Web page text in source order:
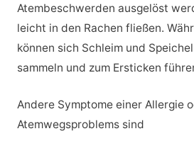
Atembeschwerden ausgelöst
leicht in den Rachen fließen.
können sich Schleim und
sammeln und zum Ersticken
Andere Symptome einer Allergie
Atemwegsproblems sind